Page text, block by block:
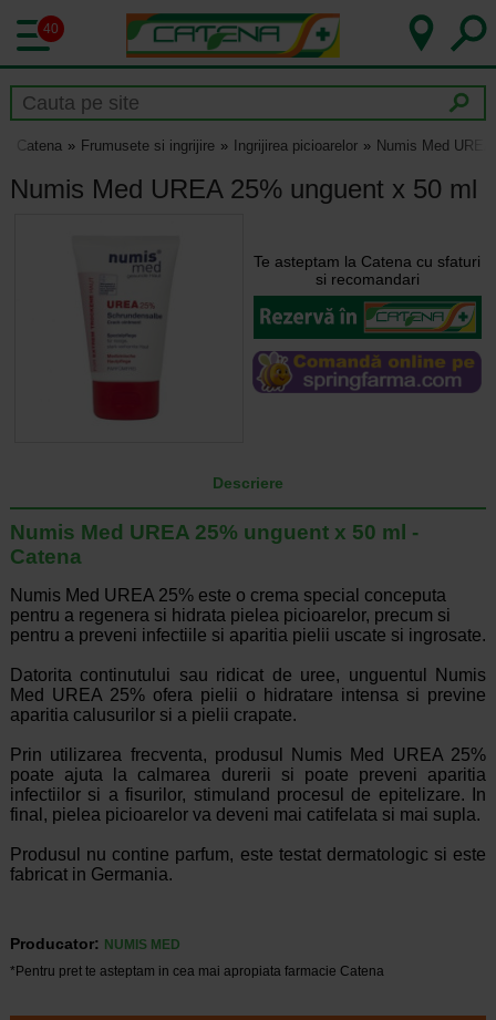
40
Catena Frumusete si ingrijire Ingrijirea picioarelor Numis Med
Numis Med UREA 25% unguent x 50 ml
Te asteptam la Catena cu sfaturi
si recomandari
Descriere
Numis Med UREA 25% unguent x 50 ml -
Catena
Numis Med UREA 25% este o crema special conceputa
pentru a regenera si hidrata pielea picioarelor, precum si
pentru a preveni infectiile si aparitia pielii uscate si ingrosate.
Datorita continutului sau ridicat de uree, unguentul Numis
Med UREA 25% ofera pielii o hidratare intensa si previne
aparitia calusurilor si a pielii crapate.
Prin utilizarea frecventa, produsul Numis Med UREA 25%
poate ajuta la calmarea durerii si poate preveni aparitia
infectiilor si a fisurilor, stimuland procesul de epitelizare. In
final, pielea picioarelor va deveni mai catifelata si mai supla.
Produsul nu contine parfum, este testat dermatologic si este
fabricat in Germania.
Producator: NUMIS MED
*Pentru pret te asteptam in cea mai apropiata farmacie Catena